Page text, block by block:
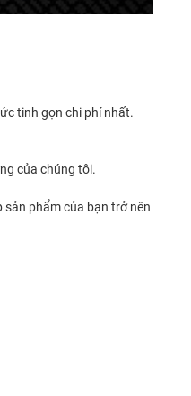
tinh gọn chi phí nhất.
của chúng tôi.
phẩm của bạn trở nên